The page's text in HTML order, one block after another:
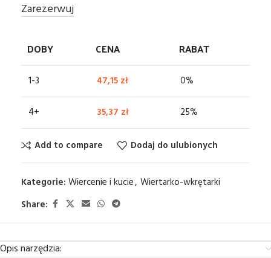
Zarezerwuj
DOBY CENA RABAT
1-3 47,15 zł 0%
4+ 35,37 zł 25%
Add to compare Dodaj do ulubionych
Kategorie: Wiercenie i kucie, Wiertarko-wkrętarki
Share:
Opis narzędzia: